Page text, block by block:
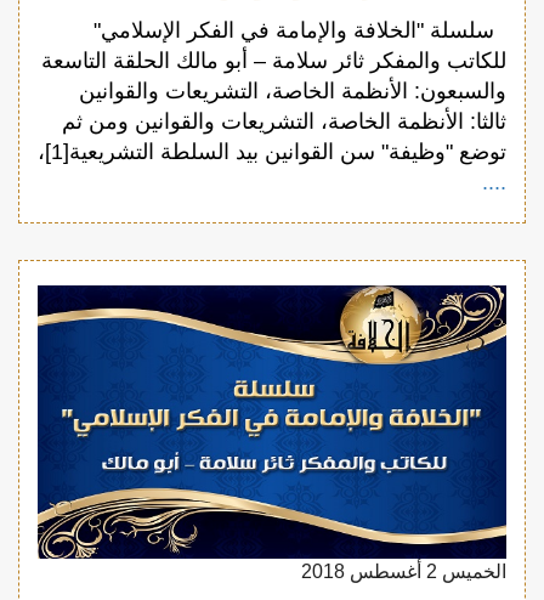
سلسلة "الخلافة والإمامة في الفكر الإسلامي"
للكاتب والمفكر ثائر سلامة – أبو مالك الحلقة التاسعة
والسبعون: الأنظمة الخاصة، التشريعات والقوانين
ثالثا: الأنظمة الخاصة، التشريعات والقوانين ومن ثم
توضع "وظيفة" سن القوانين بيد السلطة التشريعية[1]،
....
الخميس 2 أغسطس 2018